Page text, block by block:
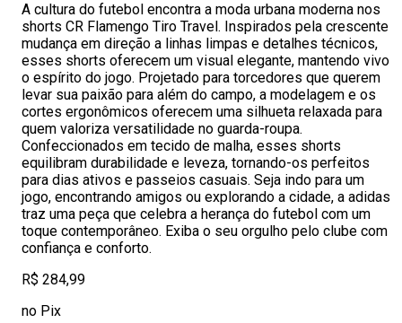
A cultura do futebol encontra a moda urbana moderna nos
shorts CR Flamengo Tiro Travel. Inspirados pela crescente
mudança em direção a linhas limpas e detalhes técnicos,
esses shorts oferecem um visual elegante, mantendo vivo
o espírito do jogo. Projetado para torcedores que querem
levar sua paixão para além do campo, a modelagem e os
cortes ergonômicos oferecem uma silhueta relaxada para
quem valoriza versatilidade no guarda-roupa.
Confeccionados em tecido de malha, esses shorts
equilibram durabilidade e leveza, tornando-os perfeitos
para dias ativos e passeios casuais. Seja indo para um
jogo, encontrando amigos ou explorando a cidade, a adidas
traz uma peça que celebra a herança do futebol com um
toque contemporâneo. Exiba o seu orgulho pelo clube com
confiança e conforto.
R$ 284,99
no Pix